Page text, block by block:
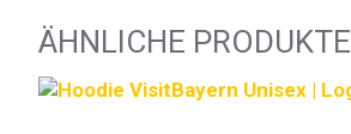
ÄHNLICHE PRODUKTE